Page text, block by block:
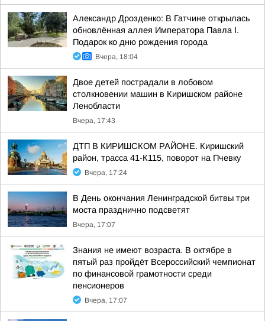
Александр Дрозденко: В Гатчине открылась
обновлённая аллея Императора Павла I.
Подарок ко дню рождения города
Вчера, 18:04
Двое детей пострадали в лобовом
столкновении машин в Киришском районе
Ленобласти
Вчера, 17:43
ДТП В КИРИШСКОМ РАЙОНЕ. Киришский
район, трасса 41-К115, поворот на Пчевку
Вчера, 17:24
В День окончания Ленинградской битвы три
моста празднично подсветят
Вчера, 17:07
Знания не имеют возраста. В октябре в
пятый раз пройдёт Всероссийский чемпионат
по финансовой грамотности среди
пенсионеров
Вчера, 17:07